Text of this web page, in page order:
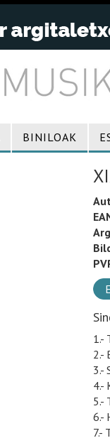
BINILOAK
1.-
2.-
3.-
4.-
5.-
6.-
7.-